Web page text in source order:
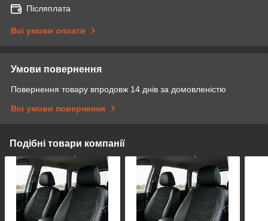
Післяплата
Всі умови оплати
Умови повернення
Повернення товару впродовж 14 днів за домовленістю
Всі умови повернення
Подібні товари компанії